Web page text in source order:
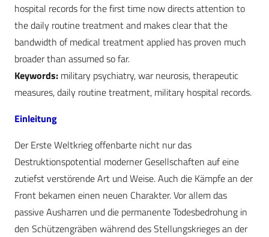
hospital records for the first time now directs attention to
the daily routine treatment and makes clear that the
bandwidth of medical treatment applied has proven much
broader than assumed so far.
Keywords: military psychiatry, war neurosis, therapeutic
measures, daily routine treatment, military hospital records.
Einleitung
Der Erste Weltkrieg offenbarte nicht nur das
Destruktionspotential moderner Gesellschaften auf eine
zutiefst verstörende Art und Weise. Auch die Kämpfe an der
Front bekamen einen neuen Charakter. Vor allem das
passive Ausharren und die permanente Todesbedrohung in
den Schützengräben während des Stellungskrieges an der